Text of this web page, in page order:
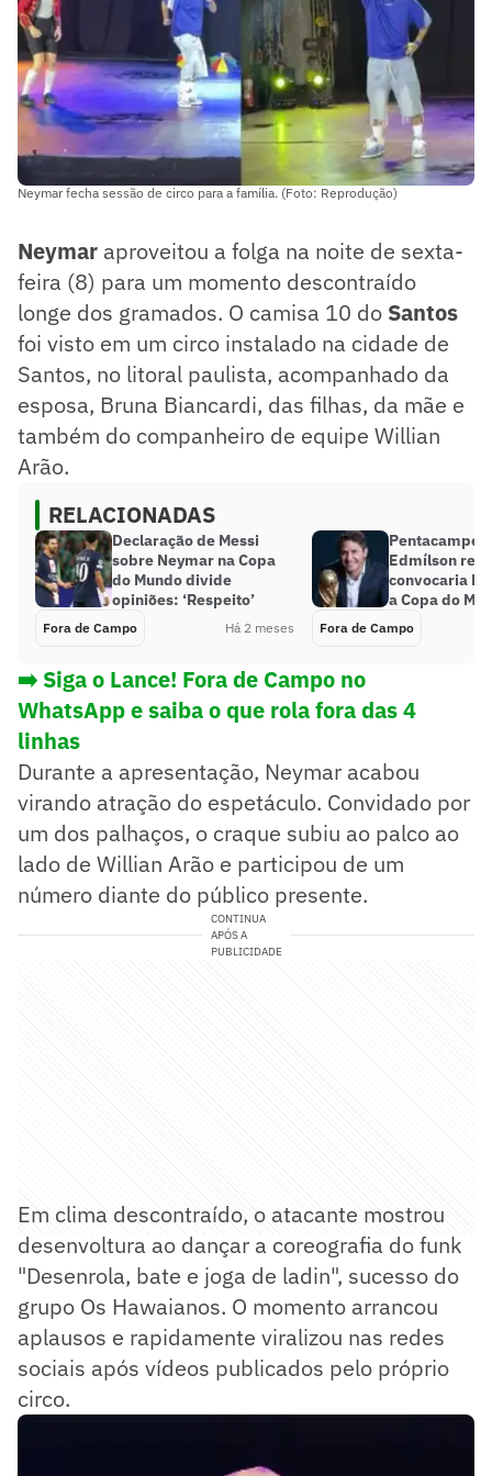
Neymar fecha sessão de circo para a família. (Foto: Reprodução)
Neymar aproveitou a folga na noite de sexta-
feira (8) para um momento descontraído
longe dos gramados. O camisa 10 do Santos
foi visto em um circo instalado na cidade de
Santos, no litoral paulista, acompanhado da
esposa, Bruna Biancardi, das filhas, da mãe e
também do companheiro de equipe Willian
Arão.
RELACIONADAS
Declaração de Messi
sobre Neymar na Copa
do Mundo divide
opiniões: ‘Respeito’
Fora de Campo Há 2 meses
Edmílson
convocaria
a Copa do
Fora de Campo
➡️ Siga o Lance! Fora de Campo no
WhatsApp e saiba o que rola fora das 4
linhas
Durante a apresentação, Neymar acabou
virando atração do espetáculo. Convidado por
um dos palhaços, o craque subiu ao palco ao
lado de Willian Arão e participou de um
número diante do público presente.
CONTINUA
APÓS A
PUBLICIDADE
Em clima descontraído, o atacante mostrou
desenvoltura ao dançar a coreografia do funk
"Desenrola, bate e joga de ladin", sucesso do
grupo Os Hawaianos. O momento arrancou
aplausos e rapidamente viralizou nas redes
sociais após vídeos publicados pelo próprio
circo.